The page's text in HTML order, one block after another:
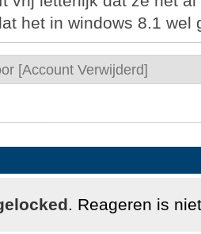
het in windows 8.1 wel
[Account Verwijderd]
. Reageren is